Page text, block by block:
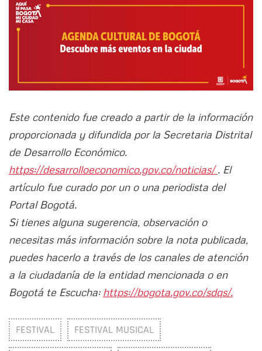
Este contenido fue creado a partir de la información
proporcionada y difundida por la Secretaria Distrital
de Desarrollo Económico.
https://desarrolloeconomico.gov.co/noticias/. El
artículo fue curado por un o una periodista del
Portal Bogotá.
Si tienes alguna sugerencia, observación o
necesitas más información sobre la nota publicada,
puedes hacerlo a través de los canales de atención
a la ciudadanía de la entidad mencionada o en
Bogotá te Escucha: https://bogota.gov.co/sdqs/.
FESTIVAL FESTIVAL MUSICAL